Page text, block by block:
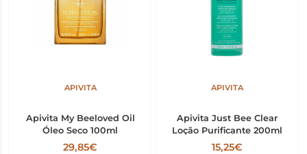
APIVITA
Apivita My Beeloved Oil
Óleo Seco 100ml
29,85€
APIVITA
Apivita Just Bee Clear
Loção Purificante 200ml
15,25€